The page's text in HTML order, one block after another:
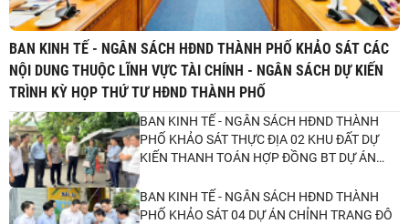
BAN KINH TẾ - NGÂN SÁCH HĐND THÀNH PHỐ KHẢO SÁT CÁC
NỘI DUNG THUỘC LĨNH VỰC TÀI CHÍNH - NGÂN SÁCH DỰ KIẾN
TRÌNH KỲ HỌP THỨ TƯ HĐND THÀNH PHỐ
BAN KINH TẾ - NGÂN SÁCH HĐND THÀNH
PHỐ KHẢO SÁT THỰC ĐỊA 02 KHU ĐẤT DỰ
KIẾN THANH TOÁN HỢP ĐỒNG BT DỰ ÁN
GIẢI QUYẾT NGẬP DO TRIỀU
BAN KINH TẾ - NGÂN SÁCH HĐND THÀNH
PHỐ KHẢO SÁT 04 DỰ ÁN CHỈNH TRANG ĐÔ